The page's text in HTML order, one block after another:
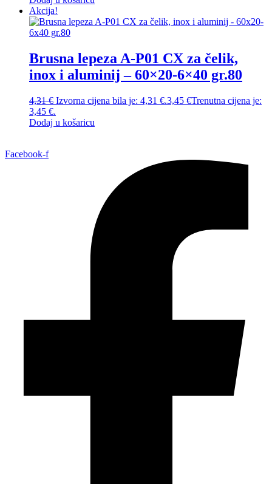
Akcija!
Brusna lepeza A-P01 CX za čelik,
inox i aluminij – 60×20-6×40 gr.80
4,31€ Izvorna cijena bila je: 4,31 €.3,45 €Trenutna cijena je:
3,45 €.
Dodaj u košaricu
Facebook-f